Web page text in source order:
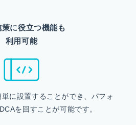
策に役立つ機能も
利用可能
に設置することができ、パフォ
を回すことが可能です。